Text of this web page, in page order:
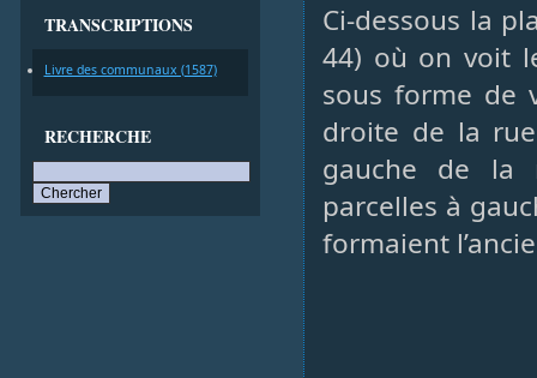
TRANSCRIPTIONS
Livre des communaux (1587)
RECHERCHE
Ci-dessous la
44) où on voit
sous forme de
droite de la
gauche de la
parcelles à
formaient